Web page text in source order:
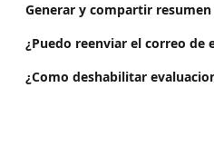
¿Puedo reenviar el correo de
¿Como deshabilitar